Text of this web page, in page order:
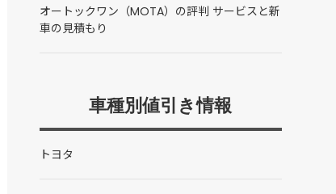
オートックワン（MOTA）の評判 サービスと新
車の見積もり
車種別値引き情報
トヨタ